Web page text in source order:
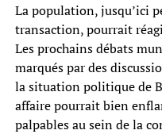
La population, jusqu’ici
transaction, pourrait
Les prochains débats
marqués par des
la situation politique de
affaire pourrait bien
palpables au sein de la